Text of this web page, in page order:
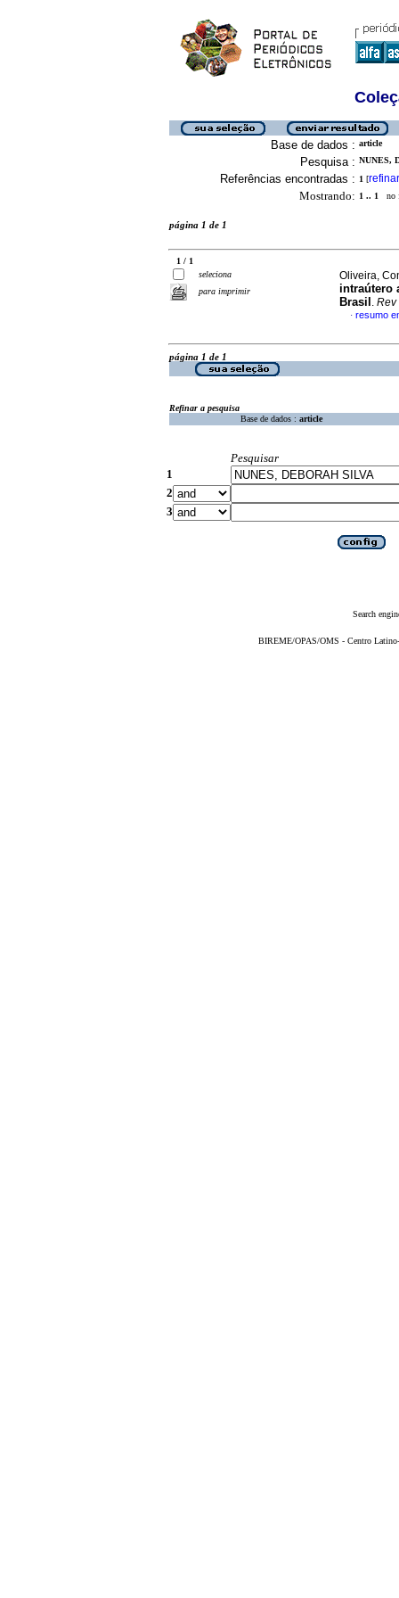
Base de dados : article
Pesquisa : NUNES,
Referências encontradas : 1 [refinar
Mostrando: 1 .. 1 no
página 1 de 1
1 / 1
seleciona
para imprimir
Oliveira,
intraútero
Brasil . Rev
· resumo
página 1 de 1
Refinar a pesquisa
Base de dados : article
Pesquisar
1
2
3
Search
BIREME/OPAS/OMS - Centro Latino-